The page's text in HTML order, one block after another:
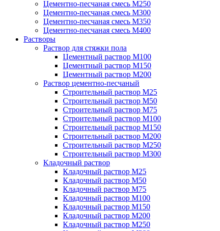
Цементно-песчаная смесь М250
Цементно-песчаная смесь М300
Цементно-песчаная смесь М350
Цементно-песчаная смесь М400
Растворы
Раствор для стяжки пола
Цементный раствор М100
Цементный раствор М150
Цементный раствор М200
Раствор цементно-песчаный
Строительный раствор М25
Строительный раствор М50
Строительный раствор М75
Строительный раствор М100
Строительный раствор М150
Строительный раствор М200
Строительный раствор М250
Строительный раствор М300
Кладочный раствор
Кладочный раствор М25
Кладочный раствор М50
Кладочный раствор М75
Кладочный раствор М100
Кладочный раствор М150
Кладочный раствор М200
Кладочный раствор М250